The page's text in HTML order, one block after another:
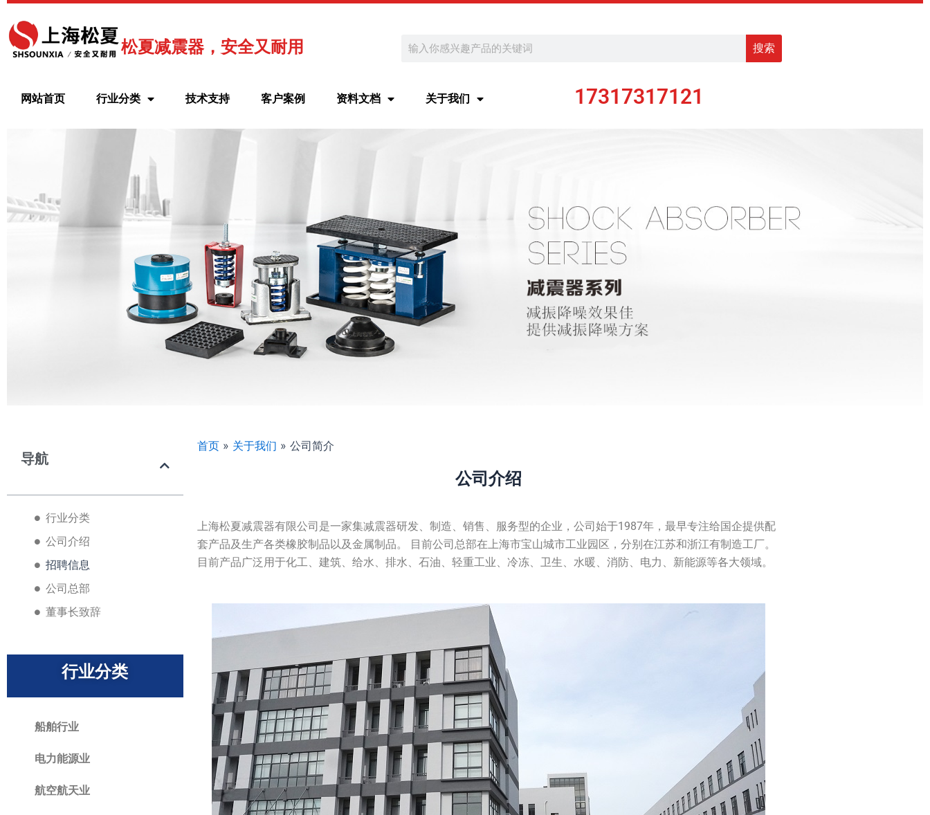
至
内
松夏减震器，安全又耐用 搜索
网站首页 行业分类 技术支持 客户案例 资料文档 关于我们 17317317121
导航
行业分类
公司介绍
招聘信息
公司总部
董事长致辞
行业分类
船舶行业
电力能源业
航空航天业
首页 » 关于我们 » 公司简介
公司介绍
上海松夏减震器有限公司是一家集减震器研发、制造、销售、服务型的企业，公司始于1987年，最早专注给国企提供配
套产品及生产各类橡胶制品以及金属制品。 目前公司总部在上海市宝山城市工业园区，分别在江苏和浙江有制造工厂。
目前产品广泛用于化工、建筑、给水、排水、石油、轻重工业、冷冻、卫生、水暖、消防、电力、新能源等各大领域。